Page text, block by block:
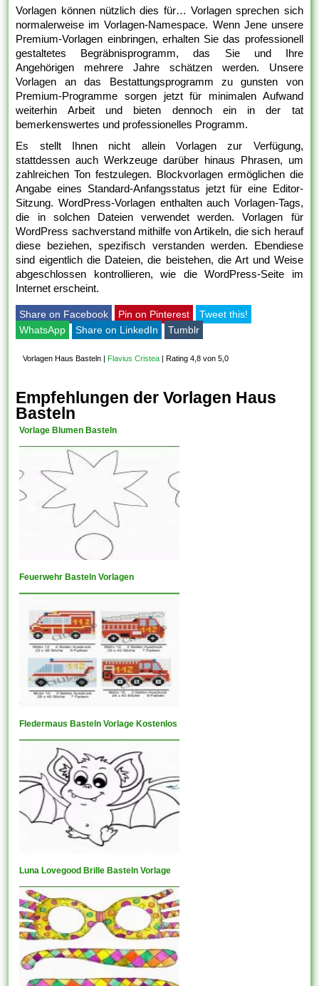
Vorlagen können nützlich dies für… Vorlagen sprechen sich
normalerweise im Vorlagen-Namespace. Wenn Jene unsere
Premium-Vorlagen einbringen, erhalten Sie das professionell
gestaltetes Begräbnisprogramm, das Sie und Ihre
Angehörigen mehrere Jahre schätzen werden. Unsere
Vorlagen an das Bestattungsprogramm zu gunsten von
Premium-Programme sorgen jetzt für minimalen Aufwand
weiterhin Arbeit und bieten dennoch ein in der tat
bemerkenswertes und professionelles Programm.
Es stellt Ihnen nicht allein Vorlagen zur Verfügung,
stattdessen auch Werkzeuge darüber hinaus Phrasen, um
zahlreichen Ton festzulegen. Blockvorlagen ermöglichen die
Angabe eines Standard-Anfangsstatus jetzt für eine Editor-
Sitzung. WordPress-Vorlagen enthalten auch Vorlagen-Tags,
die in solchen Dateien verwendet werden. Vorlagen für
WordPress sachverstand mithilfe von Artikeln, die sich herauf
diese beziehen, spezifisch verstanden werden. Ebendiese
sind eigentlich die Dateien, die beistehen, die Art und Weise
abgeschlossen kontrollieren, wie die WordPress-Seite im
Internet erscheint.
Share on Facebook Pin on Pinterest
Tweet this!
WhatsApp
Share on LinkedIn Tumblr
Vorlagen Haus Basteln | Flavius Cristea |Rating 4,8 von 5,0
Empfehlungen der Vorlagen Haus
Basteln
Vorlage Blumen Basteln
Feuerwehr Basteln Vorlagen
Fledermaus Basteln Vorlage Kostenlos
Luna Lovegood Brille Basteln Vorlage